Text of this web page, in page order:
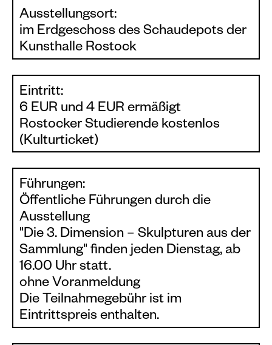
Ausstellungsort:
im Erdgeschoss des Schaudepots der
Kunsthalle Rostock
Eintritt:
6 EUR und 4 EUR ermäßigt
Rostocker Studierende kostenlos
(Kulturticket)
Führungen:
Öffentliche Führungen durch die
Ausstellung
"Die 3. Dimension – Skulpturen aus der
Sammlung" finden jeden Dienstag, ab
16.00 Uhr statt.
ohne Voranmeldung
Die Teilnahmegebühr ist im
Eintrittspreis enthalten.